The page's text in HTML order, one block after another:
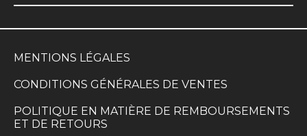
MENTIONS LÉGALES
CONDITIONS GÉNÉRALES DE VENTES
POLITIQUE EN MATIÈRE DE REMBOURSEMENTS
ET DE RETOURS